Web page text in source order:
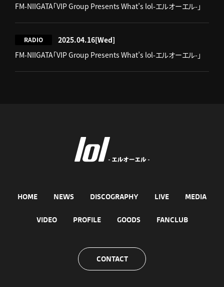
FM-NIIGATA「VIP Group Presents What’s lol-エルオーエル-」
RADIO 2025.04.16[Wed]
FM-NIIGATA「VIP Group Presents What’s lol-エルオーエル-」
HOME NEWS DISCOGRAPHY LIVE MEDIA
VIDEO PROFILE GOODS FANCLUB
CONTACT